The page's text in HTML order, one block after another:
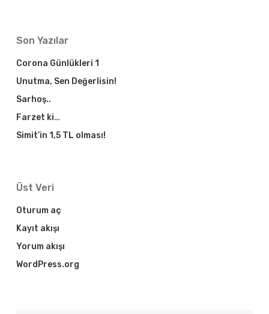
Son Yazılar
Corona Günlükleri 1
Unutma, Sen Değerlisin!
Sarhoş..
Farzet ki…
Simit’in 1,5 TL olması!
Üst Veri
Oturum aç
Kayıt akışı
Yorum akışı
WordPress.org